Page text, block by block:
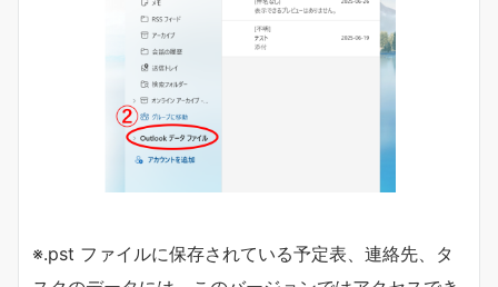
※.pst ファイルに保存されている予定表、連絡先、タ